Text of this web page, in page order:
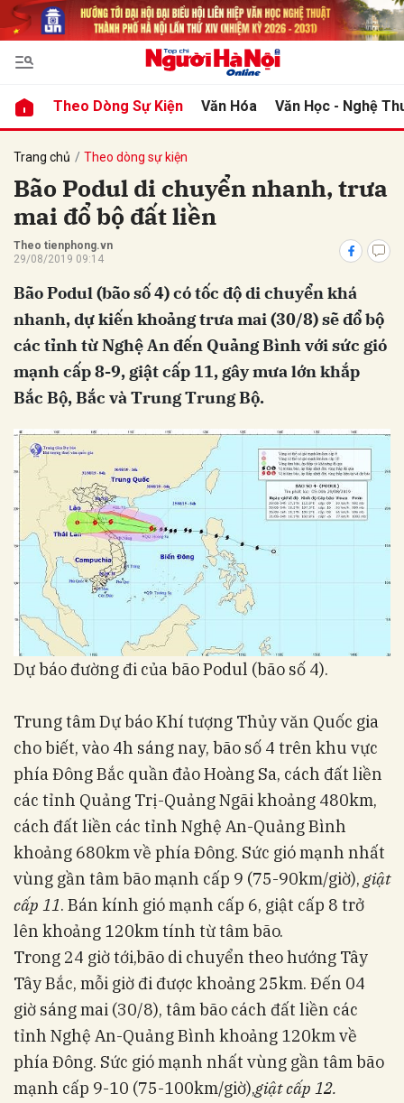
Theo Dòng Sự Kiện Văn Hóa Văn Học - Nghệ
Trang chủ Theo dòng sự kiện
Bão Podul di chuyển nhanh, trưa
mai đổ bộ đất liền
Theo tienphong.vn
29/08/2019 09:14
Bão Podul (bão số 4) có tốc độ di chuyển khá
nhanh, dự kiến khoảng trưa mai (30/8) sẽ đổ bộ
các tỉnh từ Nghệ An đến Quảng Bình với sức gió
mạnh cấp 8-9, giật cấp 11, gây mưa lớn khắp
Bắc Bộ, Bắc và Trung Trung Bộ.
Dự báo đường đi của bão Podul (bão số 4).
Trung tâm Dự báo Khí tượng Thủy văn Quốc gia
cho biết, vào 4h sáng nay, bão số 4 trên khu vực
phía Đông Bắc quần đảo Hoàng Sa, cách đất liền
các tỉnh Quảng Trị-Quảng Ngãi khoảng 480km,
cách đất liền các tỉnh Nghệ An-Quảng Bình
khoảng 680km về phía Đông. Sức gió mạnh nhất
vùng gần tâm bão mạnh cấp 9 (75-90km/giờ), giật
cấp 11. Bán kính gió mạnh cấp 6, giật cấp 8 trở
lên khoảng 120km tính từ tâm bão.
Trong 24 giờ tới,bão di chuyển theo hướng Tây
Tây Bắc, mỗi giờ đi được khoảng 25km. Đến 04
giờ sáng mai (30/8), tâm bão cách đất liền các
tỉnh Nghệ An-Quảng Bình khoảng 120km về
phía Đông. Sức gió mạnh nhất vùng gần tâm bão
mạnh cấp 9-10 (75-100km/giờ),giật cấp 12.